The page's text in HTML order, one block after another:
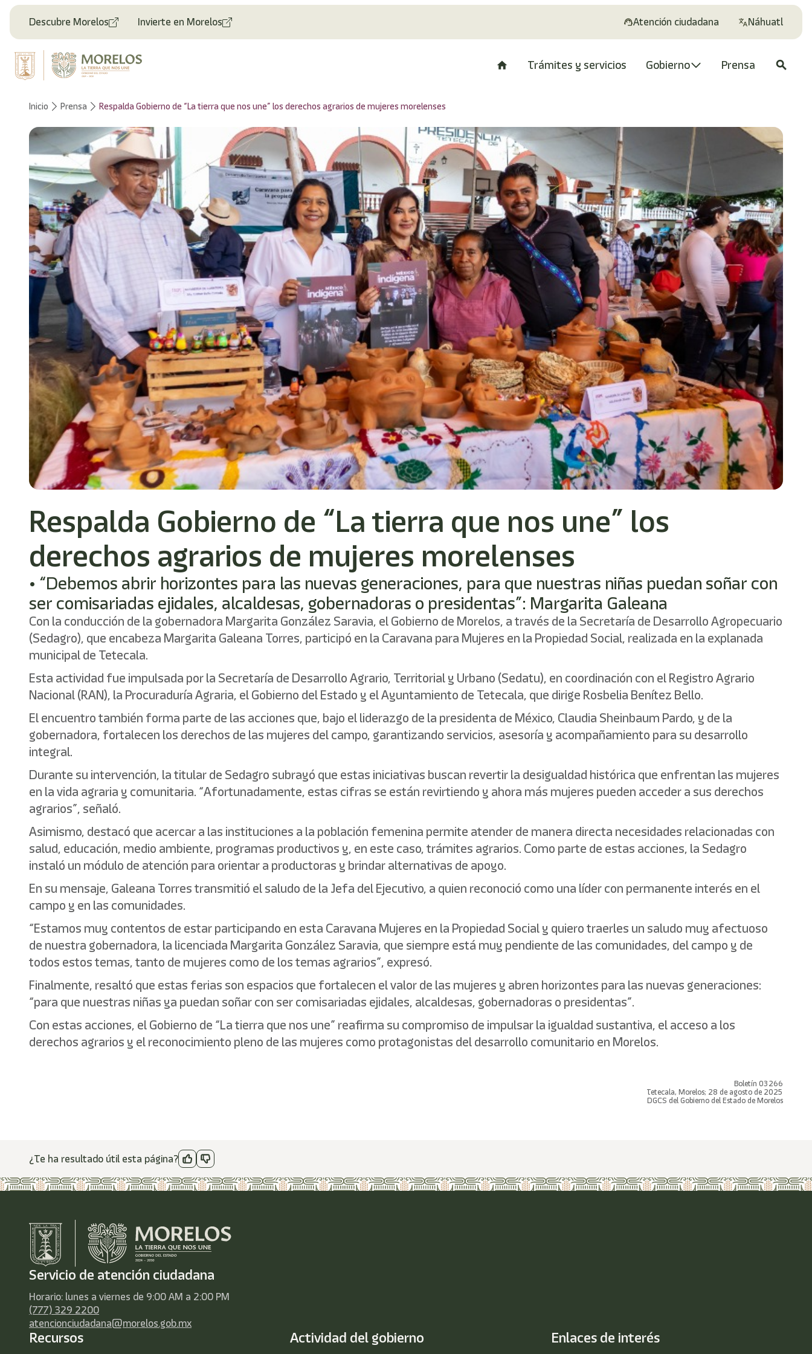
Descubre Morelos Invierte en Morelos Atención ciudadana Náhuatl
Trámites y servicios Gobierno Prensa search
Inicio Prensa Respalda Gobierno de “La tierra que nos une” los derechos agrarios de mujeres morelenses
Respalda Gobierno de “La tierra que nos une” los
derechos agrarios de mujeres morelenses
• “Debemos abrir horizontes para las nuevas generaciones, para que nuestras niñas puedan soñar con
ser comisariadas ejidales, alcaldesas, gobernadoras o presidentas”: Margarita Galeana
Con la conducción de la gobernadora Margarita González Saravia, el Gobierno de Morelos, a través de la Secretaría de Desarrollo Agropecuario
(Sedagro), que encabeza Margarita Galeana Torres, participó en la Caravana para Mujeres en la Propiedad Social, realizada en la explanada
municipal de Tetecala.
Esta actividad fue impulsada por la Secretaría de Desarrollo Agrario, Territorial y Urbano (Sedatu), en coordinación con el Registro Agrario
Nacional (RAN), la Procuraduría Agraria, el Gobierno del Estado y el Ayuntamiento de Tetecala, que dirige Rosbelia Benítez Bello.
El encuentro también forma parte de las acciones que, bajo el liderazgo de la presidenta de México, Claudia Sheinbaum Pardo, y de la
gobernadora, fortalecen los derechos de las mujeres del campo, garantizando servicios, asesoría y acompañamiento para su desarrollo
integral.
Durante su intervención, la titular de Sedagro subrayó que estas iniciativas buscan revertir la desigualdad histórica que enfrentan las mujeres
en la vida agraria y comunitaria. “Afortunadamente, estas cifras se están revirtiendo y ahora más mujeres pueden acceder a sus derechos
agrarios”, señaló.
Asimismo, destacó que acercar a las instituciones a la población femenina permite atender de manera directa necesidades relacionadas con
salud, educación, medio ambiente, programas productivos y, en este caso, trámites agrarios. Como parte de estas acciones, la Sedagro
instaló un módulo de atención para orientar a productoras y brindar alternativas de apoyo.
En su mensaje, Galeana Torres transmitió el saludo de la Jefa del Ejecutivo, a quien reconoció como una líder con permanente interés en el
campo y en las comunidades.
“Estamos muy contentos de estar participando en esta Caravana Mujeres en la Propiedad Social y quiero traerles un saludo muy afectuoso
de nuestra gobernadora, la licenciada Margarita González Saravia, que siempre está muy pendiente de las comunidades, del campo y de
todos estos temas, tanto de mujeres como de los temas agrarios”, expresó.
Finalmente, resaltó que estas ferias son espacios que fortalecen el valor de las mujeres y abren horizontes para las nuevas generaciones:
“para que nuestras niñas ya puedan soñar con ser comisariadas ejidales, alcaldesas, gobernadoras o presidentas”.
Con estas acciones, el Gobierno de “La tierra que nos une” reafirma su compromiso de impulsar la igualdad sustantiva, el acceso a los
derechos agrarios y el reconocimiento pleno de las mujeres como protagonistas del desarrollo comunitario en Morelos.
Boletín 03266
Tetecala, Morelos; 28 de agosto de 2025
DGCS del Gobierno del Estado de Morelos
¿Te ha resultado útil esta página?
Servicio de atención ciudadana
Horario: lunes a viernes de 9:00 AM a 2:00 PM
(777) 329 2200
atencionciudadana@morelos.gob.mx
Recursos Actividad del gobierno Enlaces de interés